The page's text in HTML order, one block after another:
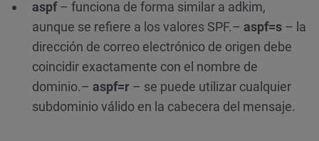
aspf– funciona de forma similar a adkim,
aunque se refiere a los valores SPF.– aspf=s – la
dirección de correo electrónico de origen debe
coincidir exactamente con el nombre de
dominio.– aspf=r – se puede utilizar cualquier
subdominio válido en la cabecera del mensaje.